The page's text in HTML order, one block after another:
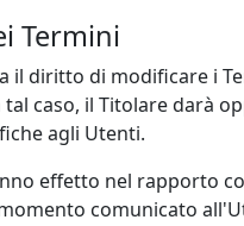
Termini
il diritto di modificare i
caso, il Titolare darà
agli Utenti.
effetto nel rapporto
comunicato